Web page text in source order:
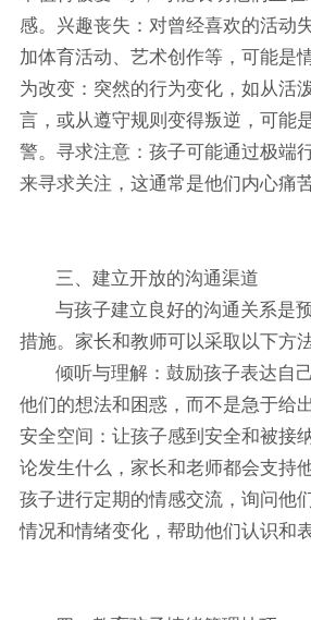
感。兴趣丧失：对曾经喜欢的活动
加体育活动、艺术创作等，可能是
为改变：突然的行为变化，如从活
言，或从遵守规则变得叛逆，可能
警。寻求注意：孩子可能通过极端
来寻求关注，这通常是他们内心痛
三、建立开放的沟通渠道
与孩子建立良好的沟通关系是
措施。家长和教师可以采取以下方
倾听与理解：鼓励孩子表达自
他们的想法和困惑，而不是急于给
安全空间：让孩子感到安全和被接
论发生什么，家长和老师都会支持
孩子进行定期的情感交流，询问他
情况和情绪变化，帮助他们认识和